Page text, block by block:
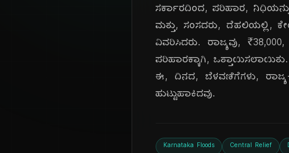
ಸರ್ಕಾರದಿಂದ, ಪರಿಹಾರ,
ಮತ್ತು, ಸಂಸದರು, ದೆಹಲಿಯಲ್ಲಿ,
ವಿವರಿಸಿದರು. ರಾಜ್ಯವು,
ಪರಿಹಾರಕ್ಕಾಗಿ, ಒತ್ತಾಯಿಸಲಾಯಿತು.
ಈ, ದಿನದ, ಬೆಳವಣಿಗೆಗಳು,
ಹುಟ್ಟುಹಾಕಿದವು.
Karnataka Floods Central Relief